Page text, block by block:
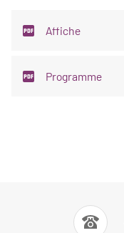
Affiche
Programme